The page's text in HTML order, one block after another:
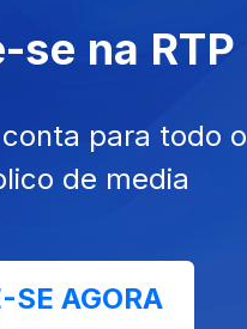
se na RTP
para todo o
de media
SE AGORA